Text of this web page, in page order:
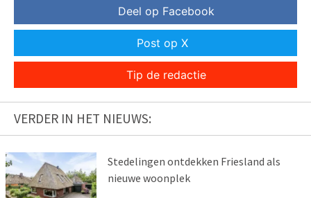
Deel op Facebook
Post op X
Tip de redactie
VERDER IN HET NIEUWS:
Stedelingen ontdekken Friesland als
nieuwe woonplek